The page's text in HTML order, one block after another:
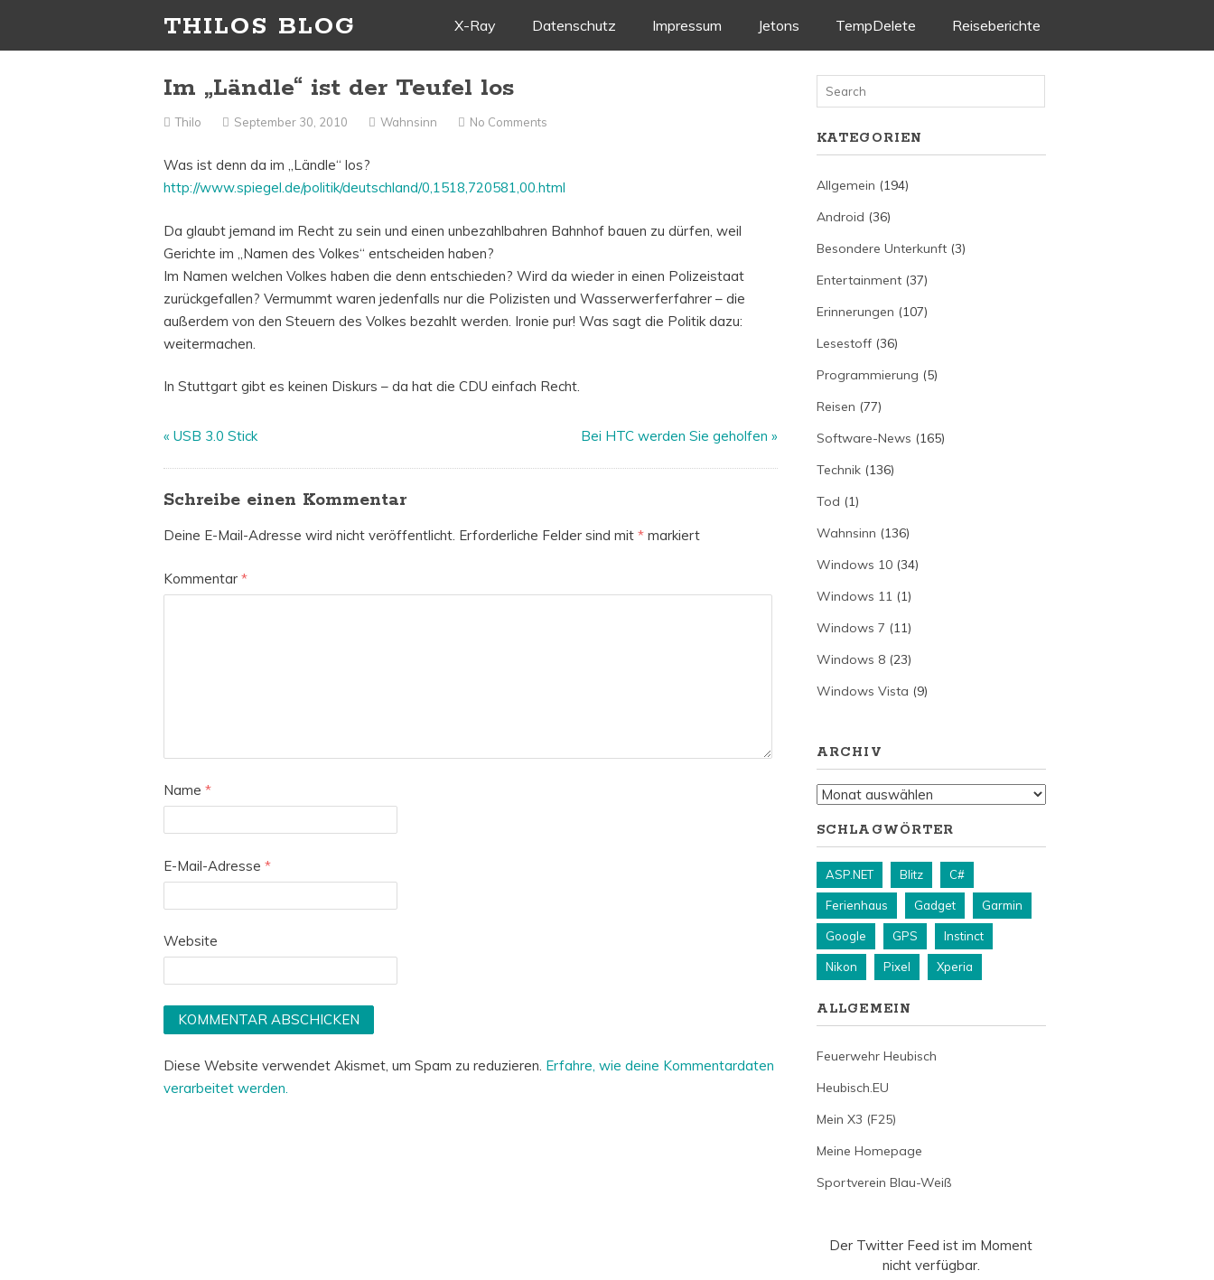
THILOS BLOG
Skip
content
X-Ray Datenschutz Impressum Jetons TempDelete Reiseberichte
Im „Ländle“ ist der Teufel los
Thilo September 30, 2010 Wahnsinn No Comments
Was ist denn da im „Ländle“ los?
http://www.spiegel.de/politik/deutschland/0,1518,720581,00.html
Da glaubt jemand im Recht zu sein und einen unbezahlbahren Bahnhof bauen zu dürfen, weil
Gerichte im „Namen des Volkes“ entscheiden haben?
Im Namen welchen Volkes haben die denn entschieden? Wird da wieder in einen Polizeistaat
zurückgefallen? Vermummt waren jedenfalls nur die Polizisten und Wasserwerferfahrer – die
außerdem von den Steuern des Volkes bezahlt werden. Ironie pur! Was sagt die Politik dazu:
weitermachen.
In Stuttgart gibt es keinen Diskurs – da hat die CDU einfach Recht.
«USB 3.0 Stick Bei HTC werden Sie geholfen »
Schreibe einen Kommentar
Deine E-Mail-Adresse wird nicht veröffentlicht. Erforderliche Felder sind mit* markiert
Kommentar*
Name*
E-Mail-Adresse*
Website
Diese Website verwendet Akismet, um Spam zu reduzieren. Erfahre, wie deine Kommentardaten
verarbeitet werden.
KATEGORIEN
Allgemein (194)
Android (36)
Besondere Unterkunft(3)
Entertainment(37)
Erinnerungen (107)
Lesestoff(36)
Programmierung (5)
Reisen (77)
Software-News (165)
Technik(136)
Tod (1)
Wahnsinn (136)
Windows 10(34)
Windows 11 (1)
Windows 7 (11)
Windows 8(23)
Windows Vista (9)
ARCHIV
Archiv
SCHLAGWÖRTER
ASP.NET Blitz C#
Ferienhaus Gadget Garmin
Google GPS Instinct
Nikon Pixel Xperia
ALLGEMEIN
Feuerwehr Heubisch
Heubisch.EU
Mein X3 (F25)
Meine Homepage
Sportverein Blau-Weiß
Der Twitter Feed ist im Moment
nicht verfügbar.